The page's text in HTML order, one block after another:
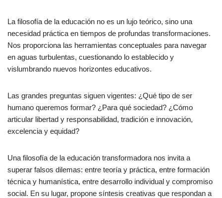
La filosofía de la educación no es un lujo teórico, sino una
necesidad práctica en tiempos de profundas transformaciones.
Nos proporciona las herramientas conceptuales para navegar
en aguas turbulentas, cuestionando lo establecido y
vislumbrando nuevos horizontes educativos.
Las grandes preguntas siguen vigentes: ¿Qué tipo de ser
humano queremos formar? ¿Para qué sociedad? ¿Cómo
articular libertad y responsabilidad, tradición e innovación,
excelencia y equidad?
Una filosofía de la educación transformadora nos invita a
superar falsos dilemas: entre teoría y práctica, entre formación
técnica y humanística, entre desarrollo individual y compromiso
social. En su lugar, propone síntesis creativas que respondan a